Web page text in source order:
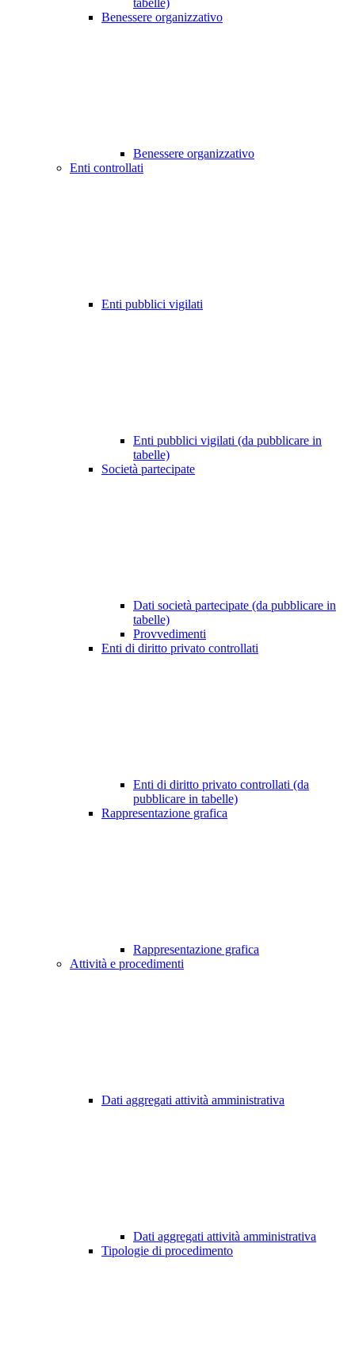
tabelle)
Benessere organizzativo
Benessere organizzativo
Enti controllati
Enti pubblici vigilati
Enti pubblici vigilati (da pubblicare in
tabelle)
Società partecipate
Dati società partecipate (da pubblicare in
tabelle)
Provvedimenti
Enti di diritto privato controllati
Enti di diritto privato controllati (da
pubblicare in tabelle)
Rappresentazione grafica
Rappresentazione grafica
Attività e procedimenti
Dati aggregati attività amministrativa
Dati aggregati attività amministrativa
Tipologie di procedimento